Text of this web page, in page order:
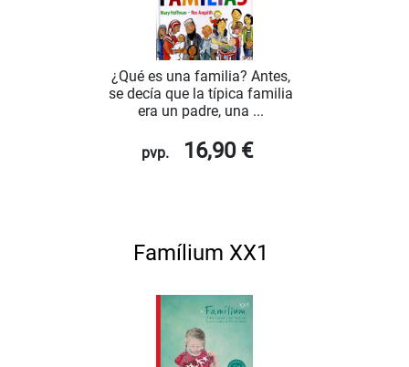
¿Qué es una familia? Antes,
se decía que la típica familia
era un padre, una ...
pvp. 16,90 €
Famílium XX1